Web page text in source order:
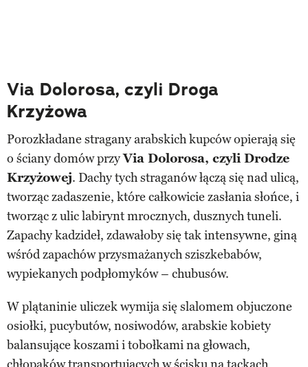
Via Dolorosa, czyli Droga
Krzyżowa
Porozkładane stragany arabskich kupców opierają się
o ściany domów przyVia Dolorosa, czyli Drodze
Krzyżowej. Dachy tych straganów łączą się nad ulicą,
tworząc zadaszenie, które całkowicie zasłania słońce, i
tworząc z ulic labirynt mrocznych, dusznych tuneli.
Zapachy kadzideł, zdawałoby się tak intensywne, giną
wśród zapachów przysmażanych sziszkebabów,
wypiekanych podpłomyków – chubusów.
W plątaninie uliczek wymija się slalomem objuczone
osiołki, pucybutów, nosiwodów, arabskie kobiety
balansujące koszami i tobołkami na głowach,